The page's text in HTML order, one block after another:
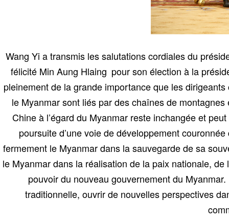
Wang Yi a transmis les salutations cordiales du
félicité Min Aung Hlaing pour son élection à la
pleinement de la grande importance que les
le Myanmar sont liés par des chaînes de
Chine à l’égard du Myanmar reste inchangée et
poursuite d’une voie de développement
fermement le Myanmar dans la sauvegarde de sa
le Myanmar dans la réalisation de la paix nationale,
pouvoir du nouveau gouvernement du
traditionnelle, ouvrir de nouvelles perspectives